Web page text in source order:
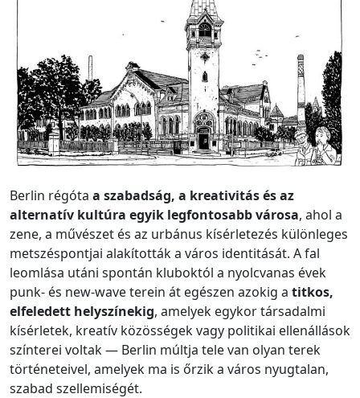
Berlin régóta a szabadság, a kreativitás és az
alternatív kultúra egyik legfontosabb városa, ahol a
zene, a művészet és az urbánus kísérletezés különleges
metszéspontjai alakították a város identitását. A fal
leomlása utáni spontán kluboktól a nyolcvanas évek
punk- és new-wave terein át egészen azokig a titkos,
elfeledett helyszínekig, amelyek egykor társadalmi
kísérletek, kreatív közösségek vagy politikai ellenállások
színterei voltak — Berlin múltja tele van olyan terek
történeteivel, amelyek ma is őrzik a város nyugtalan,
szabad szellemiségét.